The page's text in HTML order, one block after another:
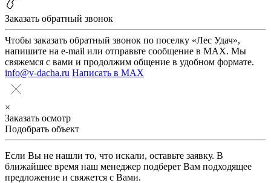
Заказать обратный звонок
Чтобы заказать обратный звонок по поселку «Лес Удач»,
напишите на e-mail или отправьте сообщение в MAX. Мы
свяжемся с вами и продолжим общение в удобном формате.
info@v-dacha.ru Написать в MAX
×
Заказать осмотр
Подобрать объект
Если Вы не нашли то, что искали, оставьте заявку. В
ближайшее время наш менеджер подберет Вам подходящее
предложение и свяжется с Вами.